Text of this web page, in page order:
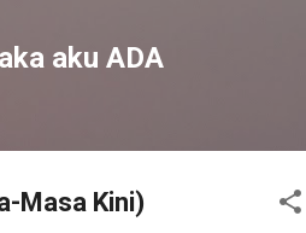
aku ADA
Masa Kini)